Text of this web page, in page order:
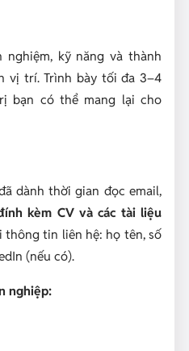
kỹ năng và thành
vị trí. Trình bày tối đa 3–4
bạn có thể mang lại cho
dành thời gian đọc email,
kèm CV và các tài liệu
thông tin liên hệ: họ tên, số
(nếu có).
nghiệp: